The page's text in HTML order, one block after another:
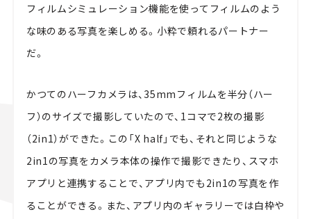
フィルムシミュレーション機能を使ってフィルムのよう
な味のある写真を楽しめる。小粋で頼れるパートナー
だ。
かつてのハーフカメラは、35mmフィルムを半分（ハー
フ）のサイズで撮影していたので、1コマで2枚の撮影
（2in1）ができた。この「X half」でも、それと同じような
2in1の写真をカメラ本体の操作で撮影できたり、スマホ
アプリと連携することで、アプリ内でも2in1の写真を作
ることができる。また、アプリ内のギャラリーでは白枠や